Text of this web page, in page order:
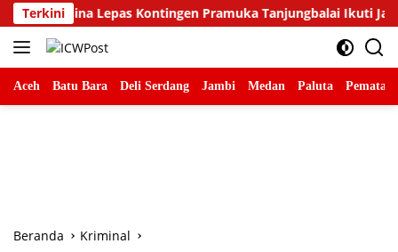
Langsung
ke
konten
Terkini
Lepas Kontingen Pramuka Tanjungbalai Ikuti Jamnas XII
Aceh Batu Bara Deli Serdang Jambi Medan Paluta
Beranda Kriminal